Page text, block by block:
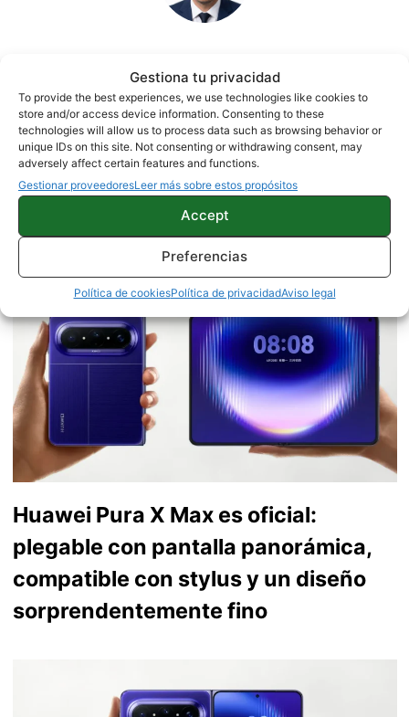
Gestiona tu privacidad
To provide the best experiences, we use technologies like cookies to
store and/or access device information. Consenting to these
technologies will allow us to process data such as browsing behavior or
unique IDs on this site. Not consenting or withdrawing consent, may
adversely affect certain features and functions.
Gestionar proveedoresLeer más sobre estos propósitos
Accept
Preferencias
Política de cookiesPolítica de privacidadAviso legal
Jesús González
1500 artículos publicados en ProAndroid desde 2020.
Periodista experto en tecnología y especializado en
móviles Android y telefonía, desde pequeño vive por y para
los gadgets, le encanta estar a la última y es redactor sobre
tecnología desde 2018. Amante de los smartphones,
tablets, smartwatches y todo lo que tenga una pantalla. Ha
probado más de 100 móviles de distintas marcas, y es
capaz de encontrar los detalles más importantes. Síguelo
Huawei Pura X Max es oficial:
plegable con pantalla panorámica,
compatible con stylus y un diseño
sorprendentemente fino